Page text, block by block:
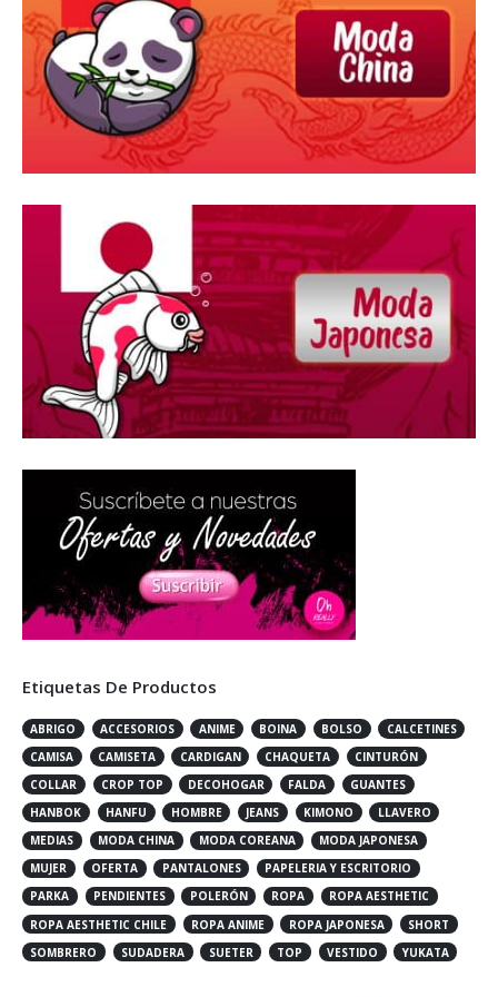
Etiquetas De Productos
ABRIGO ACCESORIOS ANIME BOINA BOLSO
CALCETINES
CAMISA
CAMISETA CARDIGAN CHAQUETA
CINTURÓN
COLLAR
CROP TOP DECOHOGAR FALDA
GUANTES
HANBOK
HANFU HOMBRE JEANS KIMONO
LLAVERO
MEDIAS
MODA CHINA MODA COREANA
MODA JAPONESA
MUJER
OFERTA PANTALONES
PAPELERIA Y ESCRITORIO
PARKA
PENDIENTES POLERÓN ROPA
ROPA AESTHETIC
ROPA AESTHETIC CHILE
ROPA ANIME ROPA JAPONESA
SHORT
SOMBRERO
SUDADERA SUETER TOP VESTIDO YUKATA